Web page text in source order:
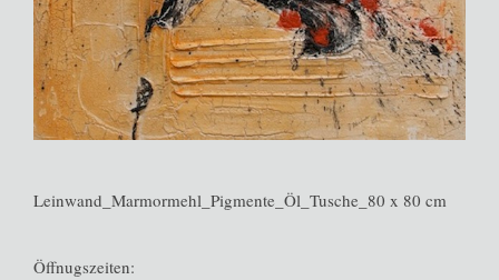
Leinwand_Marmormehl_Pigmente_Öl_Tusche_80 x 80 cm
Öffnugszeiten: